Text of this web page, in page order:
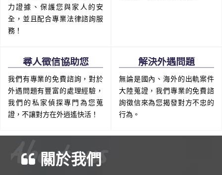
力證據、保護您與家人的安
全，並且配合專業法律諮詢服
務！
尋人徵信協助您
我們有專業的免費諮詢，對於
外遇問題有豐富的處理經驗，
我們的私家偵探專門為您蒐
證，不讓對方在外逍遙快活！
解決外遇問題
無論是國內、海外的出軌案件
大陸蒐證，我們專業的免費諮
詢徵信來為您揭發對方不忠的
行為。
About us
關於我們